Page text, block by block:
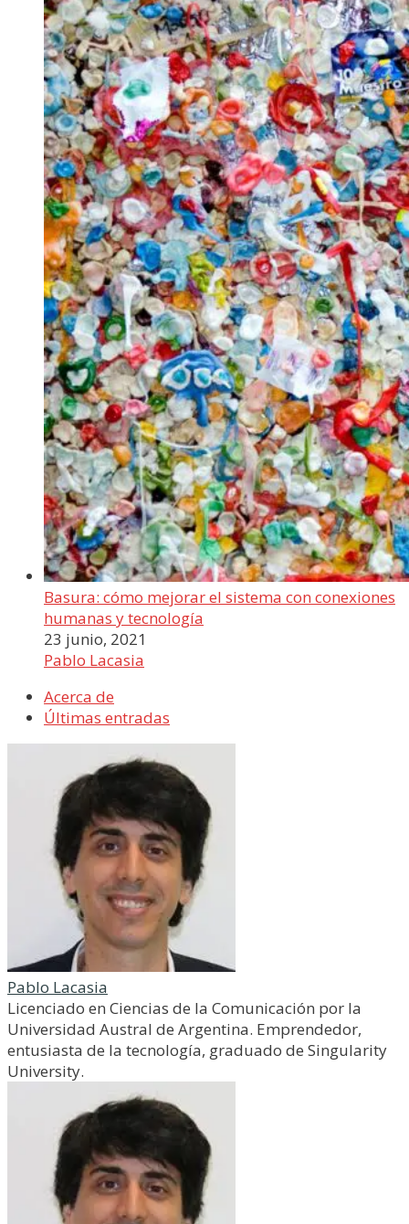
Basura: cómo mejorar el sistema con conexiones
humanas y tecnología
23 junio, 2021
Pablo Lacasia
Acerca de
Últimas entradas
Pablo Lacasia
Licenciado en Ciencias de la Comunicación por la
Universidad Austral de Argentina. Emprendedor,
entusiasta de la tecnología, graduado de Singularity
University.